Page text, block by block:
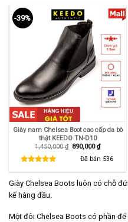
-39%
Giày nam Chelsea Boot cao cấp da bò
thật KEEDO TN-D10
1,450,000₫ Giá
890,000₫Giá
hiện
tại
Đã bán 536
Giày Chelsea Boots luôn có chỗ
kế hàng đầu.
Một đôi Chelsea Boots có phần